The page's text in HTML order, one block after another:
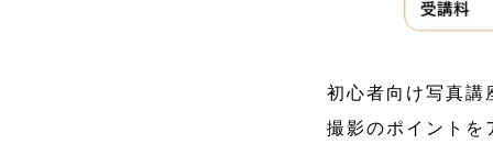
初心者向け写真講
撮影のポイントを